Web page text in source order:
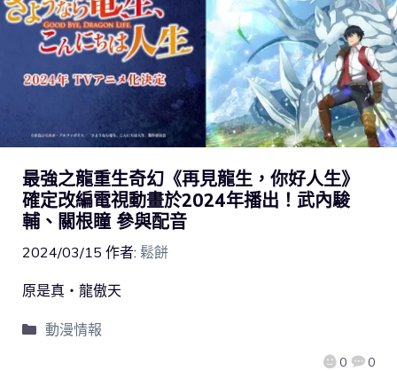
最強之龍重生奇幻《再見龍生，你好人生》
確定改編電視動畫於2024年播出！武內駿
輔、關根瞳 參與配音
2024/03/15 作者: 鬆餅
0 0
原是真‧龍傲天
動漫情報